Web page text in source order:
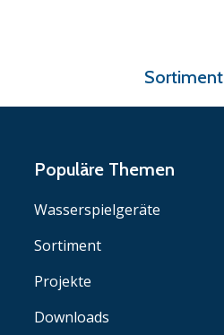
Sortiment
Populäre Themen
Wasserspielgeräte
Sortiment
Projekte
Downloads